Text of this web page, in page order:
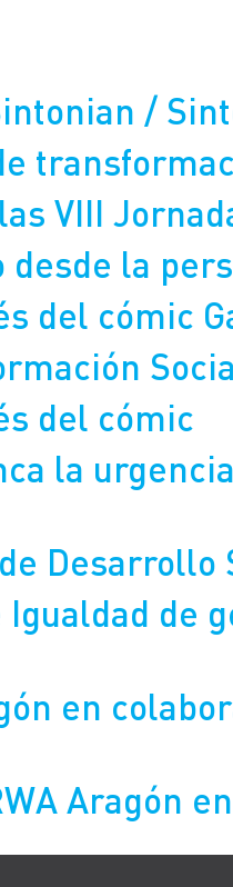
/
VIII
la
del cómic
del cómic
la
Desarrollo
Igualdad
en
Aragón